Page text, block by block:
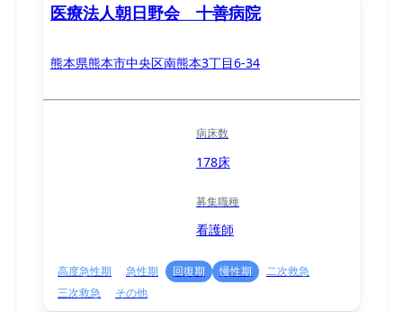
医療法人朝日野会 十善病院
熊本県熊本市中央区南熊本3丁目6-34
病床数
178床
募集職種
看護師
高度急性期 急性期 回復期 慢性期
二次救急
三次救急
その他